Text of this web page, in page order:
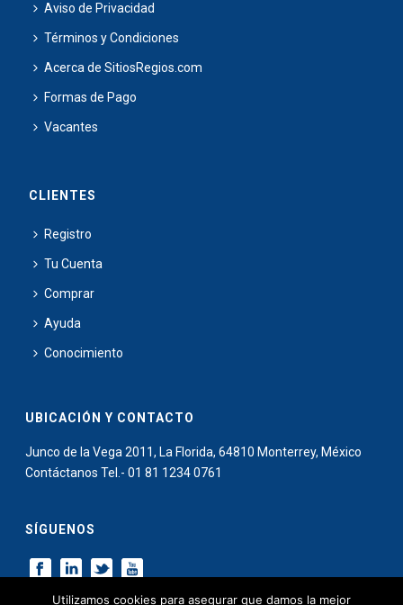
Aviso de Privacidad
Términos y Condiciones
Acerca de SitiosRegios.com
Formas de Pago
Vacantes
CLIENTES
Registro
Tu Cuenta
Comprar
Ayuda
Conocimiento
UBICACIÓN Y CONTACTO
Junco de la Vega 2011, La Florida, 64810 Monterrey, México
Contáctanos Tel.- 01 81 1234 0761
SÍGUENOS
Utilizamos cookies para asegurar que damos la mejor